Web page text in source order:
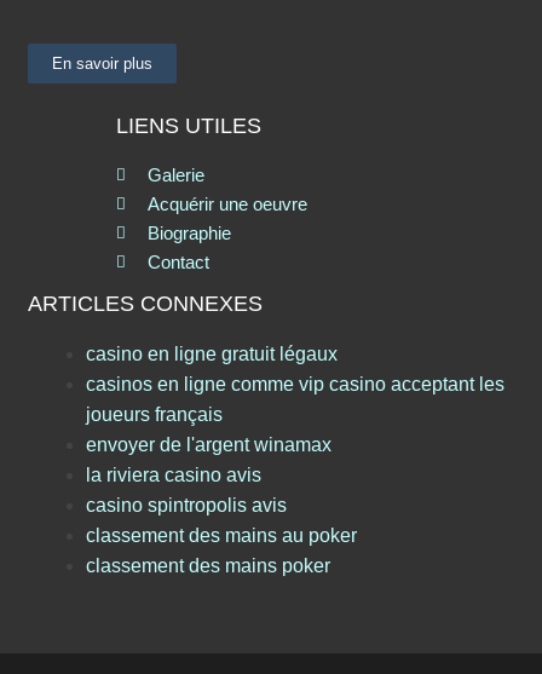
En savoir plus
LIENS UTILES
Galerie
Acquérir une oeuvre
Biographie
Contact
ARTICLES CONNEXES
casino en ligne gratuit légaux
casinos en ligne comme vip casino acceptant les
joueurs français
envoyer de l'argent winamax
la riviera casino avis
casino spintropolis avis
classement des mains au poker
classement des mains poker